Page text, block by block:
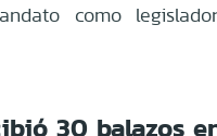
como
30 balazos